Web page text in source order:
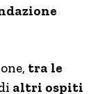
tra le
altri ospiti